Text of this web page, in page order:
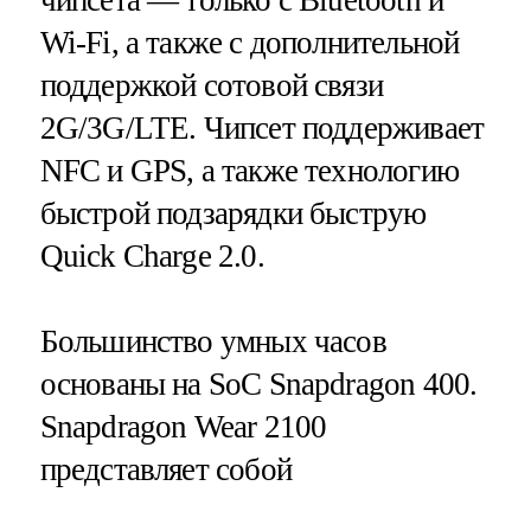
Wi-Fi, а также с дополнительной
поддержкой сотовой связи
2G/3G/LTE. Чипсет поддерживает
NFC и GPS, а также технологию
быстрой подзарядки быструю
Quick Charge 2.0.
Большинство умных часов
основаны на SoC Snapdragon 400.
Snapdragon Wear 2100
представляет собой